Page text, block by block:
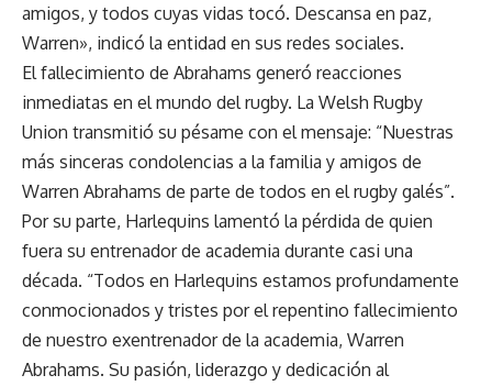
amigos, y todos cuyas vidas tocó. Descansa en paz,
Warren», indicó la entidad en sus redes sociales.
El fallecimiento de Abrahams generó reacciones
inmediatas en el mundo del rugby. La Welsh Rugby
Union transmitió su pésame con el mensaje: “Nuestras
más sinceras condolencias a la familia y amigos de
Warren Abrahams de parte de todos en el rugby galés”.
Por su parte, Harlequins lamentó la pérdida de quien
fuera su entrenador de academia durante casi una
década. “Todos en Harlequins estamos profundamente
conmocionados y tristes por el repentino fallecimiento
de nuestro exentrenador de la academia, Warren
Abrahams. Su pasión, liderazgo y dedicación al